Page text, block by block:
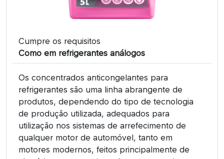
Cumpre os requisitos
Como em refrigerantes análogos
Os concentrados anticongelantes para
refrigerantes são uma linha abrangente de
produtos, dependendo do tipo de tecnologia
de produção utilizada, adequados para
utilização nos sistemas de arrefecimento de
qualquer motor de automóvel, tanto em
motores modernos, feitos principalmente de